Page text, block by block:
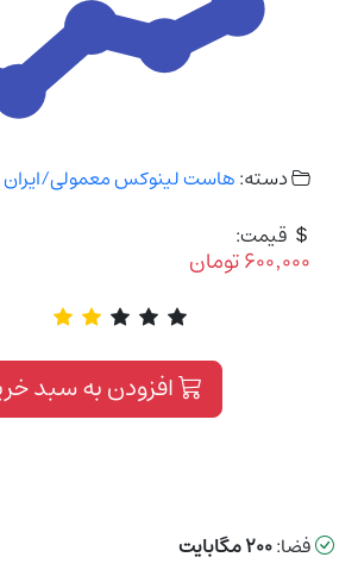
دسته:هاست لینوکس معمولی/ایران
قیمت:
۶۰۰٬۰۰۰تومان
افزودن به سبد
فضا:۲۰۰ مگابایت